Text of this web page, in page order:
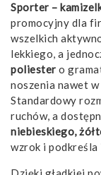
Sporter –
promocyjny dla
wszelkich
lekkiego, a
poliester o
noszenia nawet
Standardowy
ruchów, a
niebieskiego,
wzrok i